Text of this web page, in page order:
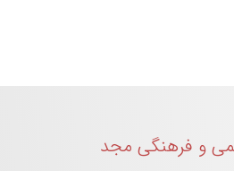
و فرهنگی مجد